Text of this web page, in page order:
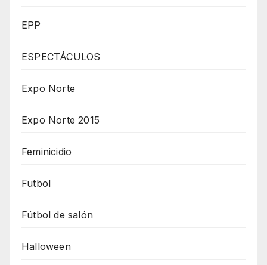
EPP
ESPECTÁCULOS
Expo Norte
Expo Norte 2015
Feminicidio
Futbol
Fútbol de salón
Halloween